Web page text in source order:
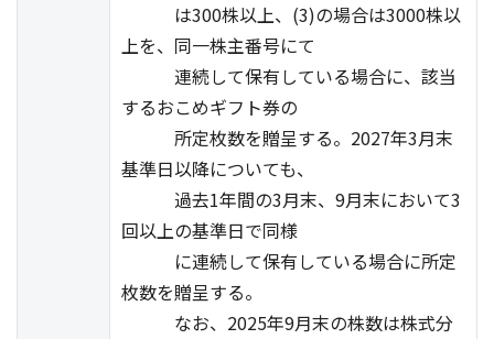
は300株以上、(3)の場合は3000株以
上を、同一株主番号にて
連続して保有している場合に、該当
するおこめギフト券の
所定枚数を贈呈する。2027年3月末
基準日以降についても、
過去1年間の3月末、9月末において3
回以上の基準日で同様
に連続して保有している場合に所定
枚数を贈呈する。
なお、2025年9月末の株数は株式分